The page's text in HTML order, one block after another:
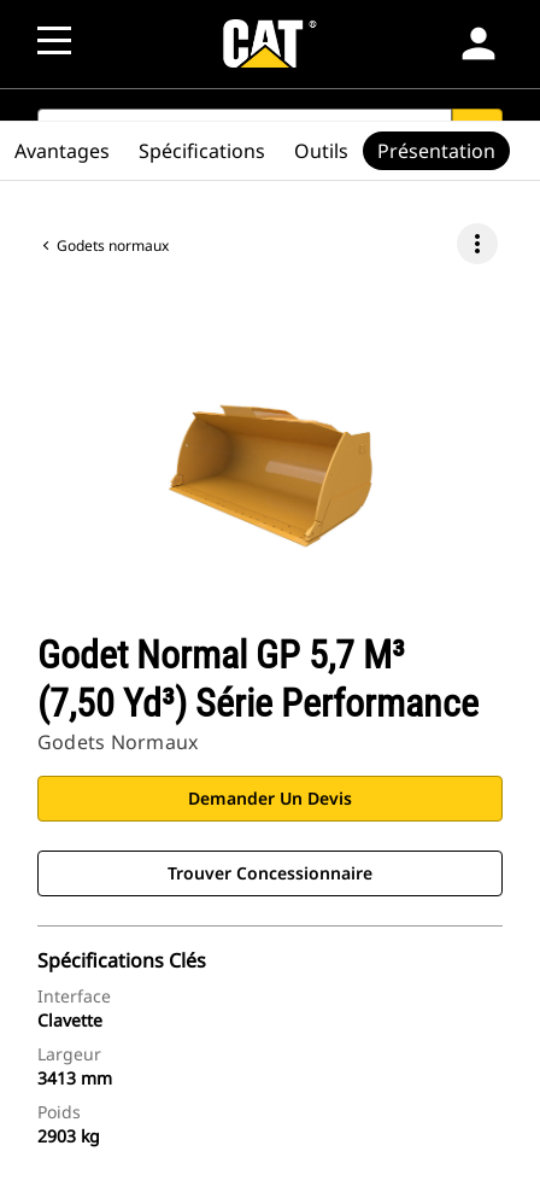
person
SEARCH search
Godets normaux more_vert
Godet Normal GP 5,7 M³
(7,50 Yd³) Série Performance
Godets Normaux
Demander Un Devis
Trouver Concessionnaire
Spécifications Clés
Interface
Clavette
Largeur
3413 mm
Poids
2903 kg
Avantages Spécifications Outils Présentation